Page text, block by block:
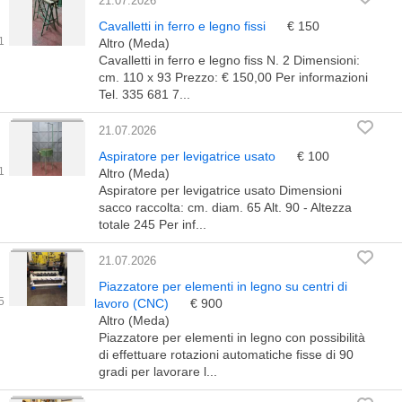
Cavalletti in ferro e legno fissi
€ 150
Altro (Meda)
Cavalletti in ferro e legno fiss N. 2 Dimensioni:
cm. 110 x 93 Prezzo: € 150,00 Per informazioni
Tel. 335 681 7...
21.07.2026
Aspiratore per levigatrice usato
€ 100
Altro (Meda)
Aspiratore per levigatrice usato Dimensioni
sacco raccolta: cm. diam. 65 Alt. 90 - Altezza
totale 245 Per inf...
21.07.2026
Piazzatore per elementi in legno su centri di
lavoro (CNC)
€ 900
Altro (Meda)
Piazzatore per elementi in legno con possibilità
di effettuare rotazioni automatiche fisse di 90
gradi per lavorare l...